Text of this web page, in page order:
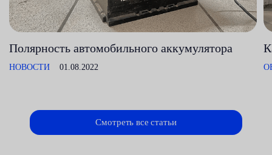
Полярность автомобильного аккумулятора
НОВОСТИ 01.08.2022
Смотреть все статьи